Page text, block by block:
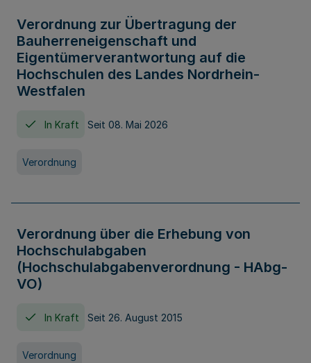
Verordnung zur Übertragung der
Bauherreneigenschaft und
Eigentümerverantwortung auf die
Hochschulen des Landes Nordrhein-
Westfalen
In Kraft Seit 08. Mai 2026
Verordnung
Verordnung über die Erhebung von
Hochschulabgaben
(Hochschulabgabenverordnung - HAbg-
VO)
In Kraft Seit 26. August 2015
Verordnung